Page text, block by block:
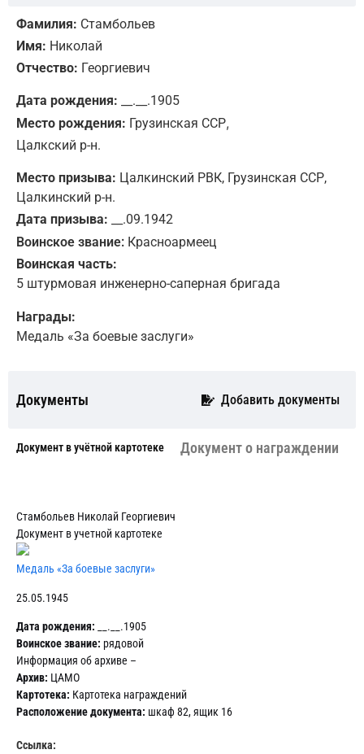
Фамилия: Стамбольев
Имя: Николай
Отчество: Георгиевич
Дата рождения: __.__.1905
Место рождения: Грузинская ССР,
Цалкский р-н.
Место призыва: Цалкинский РВК, Грузинская ССР,
Цалкинский р-н.
Дата призыва: __.09.1942
Воинское звание: Красноармеец
Воинская часть:
5 штурмовая инженерно-саперная бригада
Награды:
Медаль «За боевые заслуги»
Документы Добавить документы
Документ в учётной картотеке Документ о награждении
Стамбольев Николай Георгиевич
Документ в учетной картотеке
Медаль «За боевые заслуги»
25.05.1945
Дата рождения: __.__.1905
Воинское звание: рядовой
Информация об архиве –
Архив: ЦАМО
Картотека: Картотека награждений
Расположение документа: шкаф 82, ящик 16
Ссылка: